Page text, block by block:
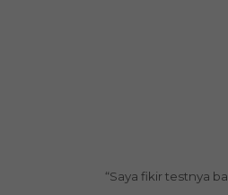
“Saya fikir testnya